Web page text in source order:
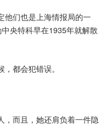
他们也是上海情报局的一
中央特科早在1935年就解散
都会犯错误。
，而且，她还肩负着一件隐